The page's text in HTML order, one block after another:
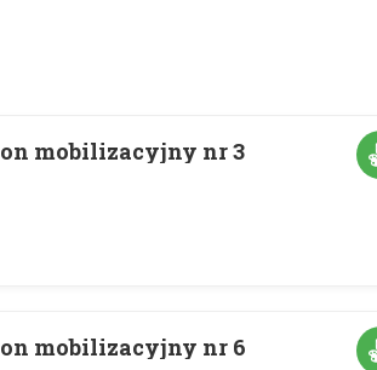
mobilizacyjny nr 3
mobilizacyjny nr 6